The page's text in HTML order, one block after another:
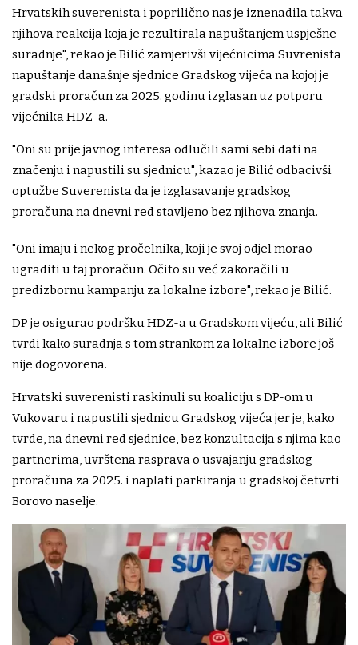
Hrvatskih suverenista i poprilično nas je iznenadila takva
njihova reakcija koja je rezultirala napuštanjem uspješne
suradnje", rekao je Bilić zamjerivši vijećnicima Suvrenista
napuštanje današnje sjednice Gradskog vijeća na kojoj je
gradski proračun za 2025. godinu izglasan uz potporu
vijećnika HDZ-a.
"Oni su prije javnog interesa odlučili sami sebi dati na
značenju i napustili su sjednicu", kazao je Bilić odbacivši
optužbe Suverenista da je izglasavanje gradskog
proračuna na dnevni red stavljeno bez njihova znanja.
"Oni imaju i nekog pročelnika, koji je svoj odjel morao
ugraditi u taj proračun. Očito su već zakoračili u
predizbornu kampanju za lokalne izbore", rekao je Bilić.
DP je osigurao podršku HDZ-a u Gradskom vijeću, ali Bilić
tvrdi kako suradnja s tom strankom za lokalne izbore još
nije dogovorena.
Hrvatski suverenisti raskinuli su koaliciju s DP-om u
Vukovaru i napustili sjednicu Gradskog vijeća jer je, kako
tvrde, na dnevni red sjednice, bez konzultacija s njima kao
partnerima, uvrštena rasprava o usvajanju gradskog
proračuna za 2025. i naplati parkiranja u gradskoj četvrti
Borovo naselje.